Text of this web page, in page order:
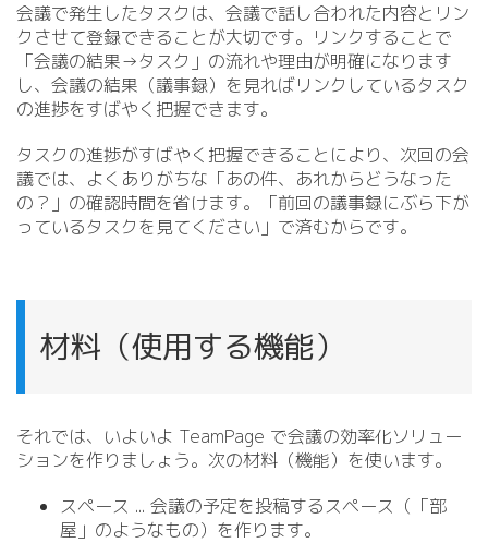
会議で発生したタスクは、会議で話し合われた内容とリン
クさせて登録できることが大切です。リンクすることで
「会議の結果→タスク」の流れや理由が明確になります
し、会議の結果（議事録）を見ればリンクしているタスク
の進捗をすばやく把握できます。
タスクの進捗がすばやく把握できることにより、次回の会
議では、よくありがちな「あの件、あれからどうなった
の？」の確認時間を省けます。「前回の議事録にぶら下が
っているタスクを見てください」で済むからです。
材料（使用する機能）
それでは、いよいよ TeamPage で会議の効率化ソリュー
ションを作りましょう。次の材料（機能）を使います。
スペース ... 会議の予定を投稿するスペース（「部
屋」のようなもの）を作ります。